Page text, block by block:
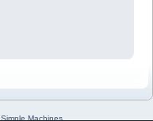
Simple Machines